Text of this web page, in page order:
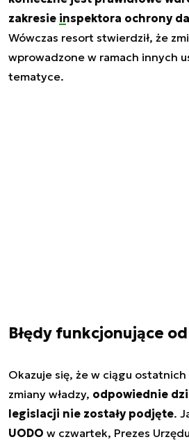
zakresie inspektora ochrony
Wówczas resort stwierdził, że
wprowadzone w ramach innych
tematyce.
Błędy funkcjonujące
Okazuje się, że w ciągu
zmiany władzy, odpowiednie
legislacji nie zostały podjęte.
UODO w czwartek, Prezes